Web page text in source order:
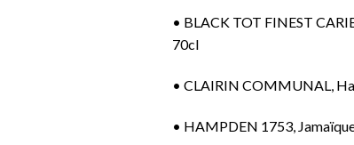
• BLACK TOT FINEST
70cl
• CLAIRIN COMMUNAL,
• HAMPDEN 1753,